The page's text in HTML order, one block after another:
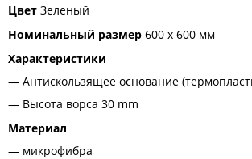
Цвет Зеленый
Номинальный размер 600 х 600 мм
Характеристики
Антискользящее основание
Высота ворса 30 mm
Материал
микрофибра